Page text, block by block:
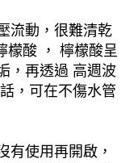
流動，很難清乾
檬酸 ， 檸檬酸呈
，再透過 高週波
，可在不傷水管
有使用再開啟，